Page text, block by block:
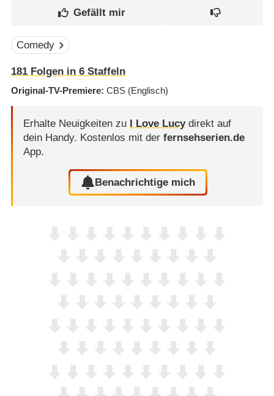
Comedy
181Folgen in 6Staffeln
Original-TV-Premiere CBS (Englisch)
Erhalte Neuigkeiten zu I Love Lucydirekt auf
dein Handy. Kostenlos mit der fernsehserien.de
App.
Benachrichtige mich